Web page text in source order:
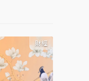
財經